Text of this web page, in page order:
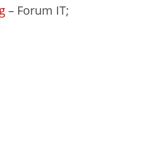
– Forum IT;